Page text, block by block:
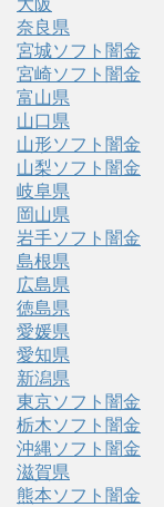
大阪
奈良県
宮城ソフト闇金
宮崎ソフト闇金
富山県
山口県
山形ソフト闇金
山梨ソフト闇金
岐阜県
岡山県
岩手ソフト闇金
島根県
広島県
徳島県
愛媛県
愛知県
新潟県
東京ソフト闇金
栃木ソフト闇金
沖縄ソフト闇金
滋賀県
熊本ソフト闇金